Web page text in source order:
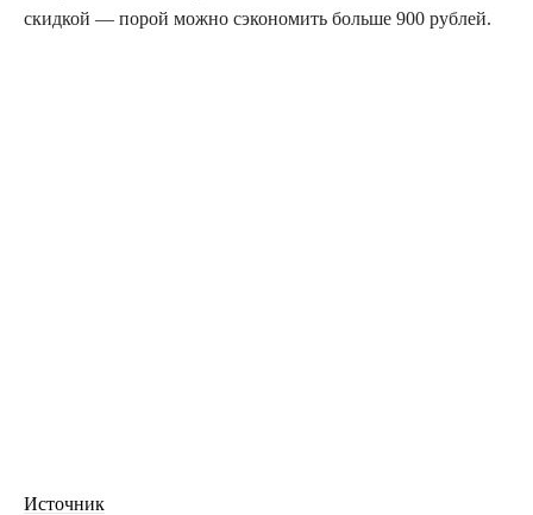
скидкой — порой можно сэкономить больше 900 рублей.
Источник